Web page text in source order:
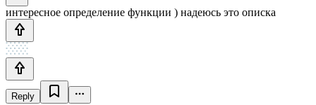
интересное определение функции ) надеюсь это описка
Reply